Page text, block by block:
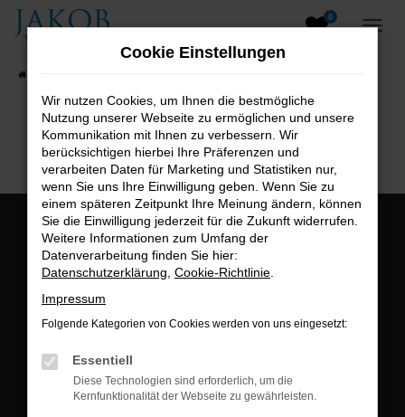
Zum
0
B2B-Shop
Öffnungszeiten:
Montag bis Freitag:
Postadresse:
Cookie Einstellungen
Wir nutzen Cookies, um Ihnen die bestmögliche
Nutzung unserer Webseite zu ermöglichen und unsere
Kommunikation mit Ihnen zu verbessern. Wir
berücksichtigen hierbei Ihre Präferenzen und
verarbeiten Daten für Marketing und Statistiken nur,
wenn Sie uns Ihre Einwilligung geben. Wenn Sie zu
einem späteren Zeitpunkt Ihre Meinung ändern, können
Sie die Einwilligung jederzeit für die Zukunft widerrufen.
Weitere Informationen zum Umfang der
Datenverarbeitung finden Sie hier:
Datenschutzerklärung Cookie-Richtlinie
Impressum
Folgende Kategorien von Cookies werden von uns eingesetzt:
Essentiell
Diese Technologien sind erforderlich, um die
Kernfunktionalität der Webseite zu gewährleisten.